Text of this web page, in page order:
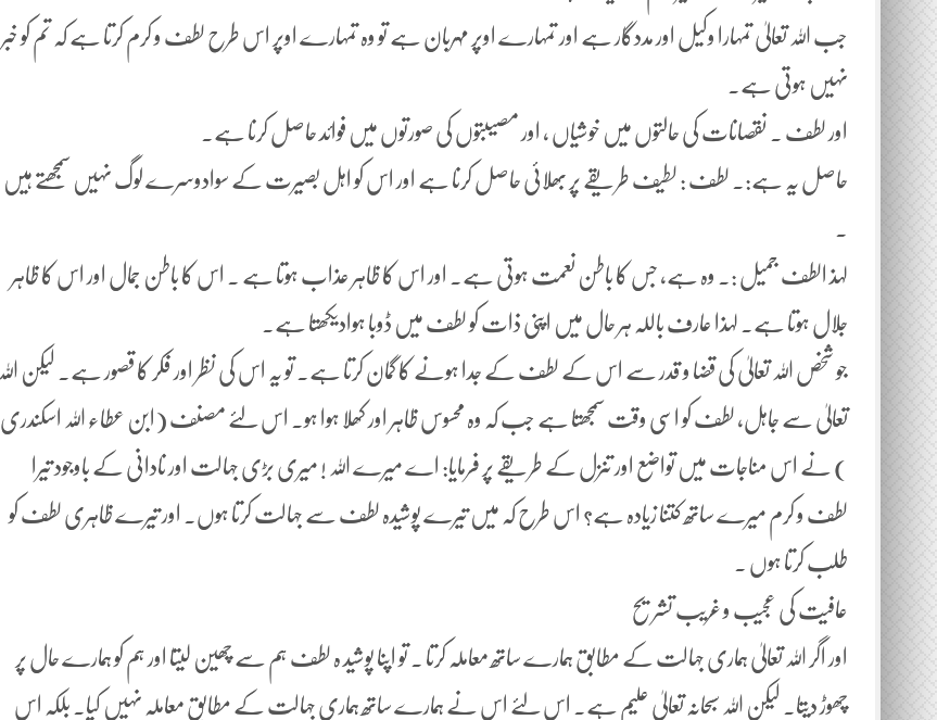
جب اللہ تعالیٰ تمہارا وکیل اور مددگار ہے اور تمہارے اوپر مہربان ہے تو وہ تمہارے اوپر اس طرح لطف و کرم کرتا ہے کہ تم کو خبر
نہیں ہوتی ہے۔
اور لطف ۔ نقصانات کی حالتوں میں خوشیاں ، اور مصیبتوں کی صورتوں میں فوائد حاصل کرنا ہے۔
حاصل یہ ہے:۔ لطف : لطیف طریقے پر بھلائی حاصل کرنا ہے اور اس کو اہل بصیرت کے سوادوسرے لوگ نہیں سمجھتے ہیں
لہذ الطف جمیل :۔ وہ ہے، جس کا باطن نعمت ہوتی ہے۔ اور اس کا ظاہر عذاب ہوتا ہے ۔ اس کا باطن جمال اور اس کا ظاہر
جلال ہوتا ہے۔ لہذا عارف باللہ ہر حال میں اپنی ذات کو لطف میں ڈوبا ہوادیکھتا ہے۔
جو شخص اللہ تعالیٰ کی قضا و قدر سے اس کے لطف کے جدا ہونے کا گمان کرتا ہے۔ تو یہ اس کی نظر اور فکر کا قصور ہے۔ لیکن اللہ
تعالیٰ سے جاہل، لطف کو اسی وقت سمجھتا ہے جب کہ وہ محسوس ظاہر اور کھلا ہوا ہو۔ اس لئے مصنف (ابن عطاء اللہ اسکندری
) نے اس مناجات میں تواضع اور تنزل کے طریقے پر فرمایا: اے میرے اللہ ! میری بڑی جہالت اور نادانی کے باوجود تیرا
لطف و کرم میرے ساتھ کتنا زیادہ ہے؟ اس طرح کہ میں تیرے پوشیدہ لطف سے جہالت کرتا ہوں۔ اور تیرے ظاہری لطف کو
طلب کرتا ہوں ۔
عافیت کی عجیب و غریب تشریح
اور اگر اللہ تعالیٰ ہماری جہالت کے مطابق ہمارے ساتھ معاملہ کرتا ۔ تو اپنا پوشید ہ لطف ہم سے چھین لیتا اور ہم کو ہمارے حال پر
چھوڑ دیتا۔ لیکن اللہ سبحانہ تعالیٰ علیم ہے۔ اس لئے اس نے ہمارے ساتھ ہماری جہالت کے مطابق معاملہ نہیں کیا۔ بلکہ اس